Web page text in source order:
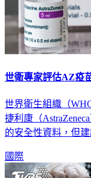
世衛專家評估AZ疫
世界衛生組織（
捷利康（
的安全性資料，但
國際